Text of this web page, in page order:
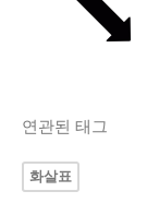
연관된 태그
화살표